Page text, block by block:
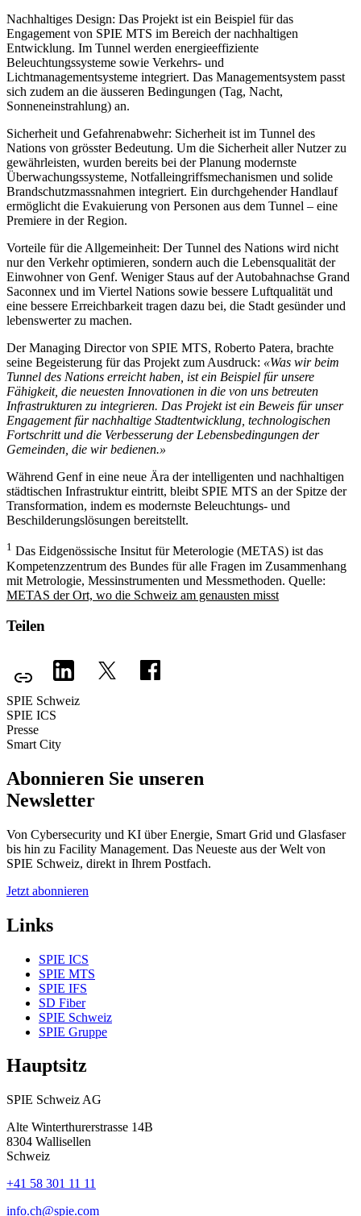
Nachhaltiges Design: Das Projekt ist ein Beispiel für das
Engagement von SPIE MTS im Bereich der nachhaltigen
Entwicklung. Im Tunnel werden energieeffiziente
Beleuchtungssysteme sowie Verkehrs- und
Lichtmanagementsysteme integriert. Das Managementsystem passt
sich zudem an die äusseren Bedingungen (Tag, Nacht,
Sonneneinstrahlung) an.
Sicherheit und Gefahrenabwehr: Sicherheit ist im Tunnel des
Nations von grösster Bedeutung. Um die Sicherheit aller Nutzer zu
gewährleisten, wurden bereits bei der Planung modernste
Überwachungssysteme, Notfalleingriffsmechanismen und solide
Brandschutzmassnahmen integriert. Ein durchgehender Handlauf
ermöglicht die Evakuierung von Personen aus dem Tunnel – eine
Premiere in der Region.
Vorteile für die Allgemeinheit: Der Tunnel des Nations wird nicht
nur den Verkehr optimieren, sondern auch die Lebensqualität der
Einwohner von Genf. Weniger Staus auf der Autobahnachse Grand
Saconnex und im Viertel Nations sowie bessere Luftqualität und
eine bessere Erreichbarkeit tragen dazu bei, die Stadt gesünder und
lebenswerter zu machen.
Der Managing Director von SPIE MTS, Roberto Patera, brachte
seine Begeisterung für das Projekt zum Ausdruck: «Was wir beim
Tunnel des Nations erreicht haben, ist ein Beispiel für unsere
Fähigkeit, die neuesten Innovationen in die von uns betreuten
Infrastrukturen zu integrieren. Das Projekt ist ein Beweis für unser
Engagement für nachhaltige Stadtentwicklung, technologischen
Fortschritt und die Verbesserung der Lebensbedingungen der
Gemeinden, die wir bedienen.»
Während Genf in eine neue Ära der intelligenten und nachhaltigen
städtischen Infrastruktur eintritt, bleibt SPIE MTS an der Spitze der
Transformation, indem es modernste Beleuchtungs- und
Beschilderungslösungen bereitstellt.
1 Das Eidgenössische Insitut für Meterologie (METAS) ist das
Kompetenzzentrum des Bundes für alle Fragen im Zusammenhang
mit Metrologie, Messinstrumenten und Messmethoden. Quelle:
METAS der Ort, wo die Schweiz am genausten misst
Teilen
SPIE Schweiz
SPIE ICS
Presse
Smart City
Abonnieren Sie unseren
Newsletter
Von Cybersecurity und KI über Energie, Smart Grid und Glasfaser
bis hin zu Facility Management. Das Neueste aus der Welt von
SPIE Schweiz, direkt in Ihrem Postfach.
Jetzt abonnieren
Links
SPIE ICS
SPIE MTS
SPIE IFS
SD Fiber
SPIE Schweiz
SPIE Gruppe
Hauptsitz
SPIE Schweiz AG
Alte Winterthurerstrasse 14B
8304 Wallisellen
Schweiz
+41 58 301 11 11
info.ch@spie.com